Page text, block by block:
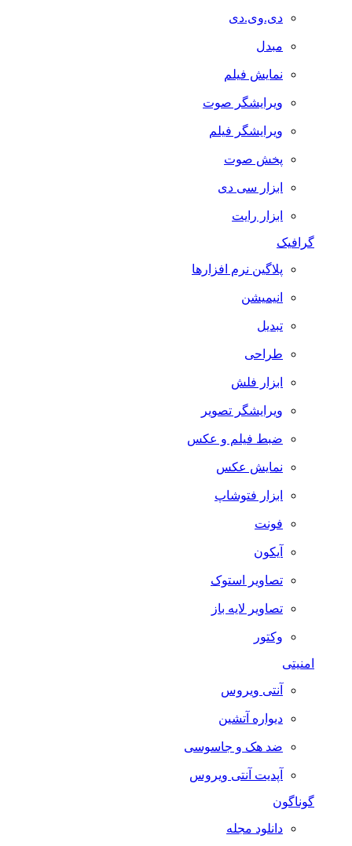
دی.وی.دی
مبدل
نمایش فیلم
ویرایشگر صوت
ویرایشگر فیلم
پخش صوت
ابزار سی دی
ابزار رایت
گرافیک
پلاگین نرم افزارها
انیمیشن
تبدیل
طراحی
ابزار فلش
ویرایشگر تصویر
ضبط فيلم و عكس
نمایش عکس
ابزار فتوشاپ
فونت
آیکون
تصاویر استوک
تصاویر لایه باز
وکتور
امنیتی
آنتی ویروس
دیواره آتشین
ضد هک و جاسوسی
آپدیت آنتی ویروس
گوناگون
دانلود مجله